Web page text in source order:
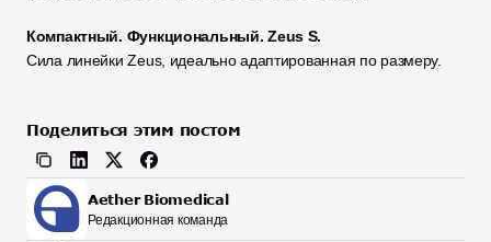
Компактный. Функциональный. Zeus S.
Сила линейки Zeus, идеально адаптированная по размеру.
Поделиться этим постом
Aether Biomedical
Редакционная команда